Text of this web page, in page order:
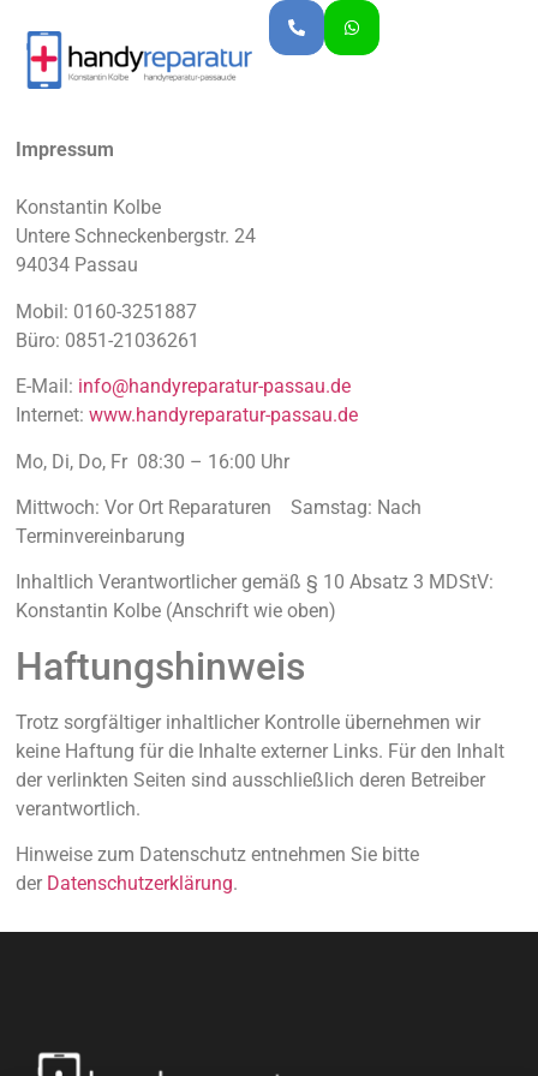
Impressum
Konstantin Kolbe
Untere Schneckenbergstr. 24
94034 Passau
Mobil: 0160-3251887
Büro: 0851-21036261
E-Mail: info@handyreparatur-passau.de
Internet:www.handyreparatur-passau.de
Mo, Di, Do, Fr 08:30 – 16:00 Uhr
Mittwoch: Vor Ort Reparaturen Samstag: Nach
Terminvereinbarung
Inhaltlich Verantwortlicher gemäß § 10 Absatz 3 MDStV:
Konstantin Kolbe (Anschrift wie oben)
Haftungshinweis
Trotz sorgfältiger inhaltlicher Kontrolle übernehmen wir
keine Haftung für die Inhalte externer Links. Für den Inhalt
der verlinkten Seiten sind ausschließlich deren Betreiber
verantwortlich.
Hinweise zum Datenschutz entnehmen Sie bitte
der Datenschutzerklärung.